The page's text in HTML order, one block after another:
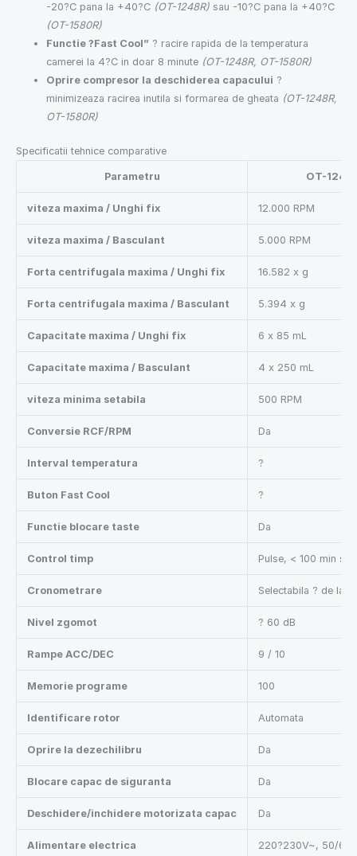
-20?C pana la +40?C (OT-1248R) sau -10?C pana la +40?C
(OT-1580R)
Functie ?Fast Cool” ? racire rapida de la temperatura
camerei la 4?C in doar 8 minute (OT-1248R, OT-1580R)
Oprire compresor la deschiderea capacului ?
minimizeaza racirea inutila si formarea de gheata (OT-1248R,
OT-1580R)
Specificatii tehnice comparative
Parametru OT-1248
viteza maxima / Unghi fix 12.000 RPM
viteza maxima / Basculant 5.000 RPM
Forta centrifugala maxima / Unghi fix 16.582 x g
Forta centrifugala maxima / Basculant 5.394 x g
Capacitate maxima / Unghi fix 6 x 85 mL
Capacitate maxima / Basculant 4 x 250 mL
viteza minima setabila 500 RPM
Conversie RCF/RPM Da
Interval temperatura ?
Buton Fast Cool ?
Functie blocare taste Da
Control timp Pulse, < 100 min
Cronometrare Selectabila ? de la
Nivel zgomot ? 60 dB
Rampe ACC/DEC 9 / 10
Memorie programe 100
Identificare rotor Automata
Oprire la dezechilibru Da
Blocare capac de siguranta Da
Deschidere/inchidere motorizata capac Da
Alimentare electrica 220?230V~, 50/